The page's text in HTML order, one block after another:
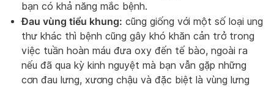
bạn có khả năng mắc bệnh.
Đau vùng tiểu khung: cũng giống với một số loại ung
thư khác thì bệnh cũng gây khó khăn cản trở trong
việc tuần hoàn máu đưa oxy đến tế bào, ngoài ra
nếu đã qua kỳ kinh nguyệt mà bạn vẫn gặp những
cơn đau lưng, xương chậu và đặc biệt là vùng lưng